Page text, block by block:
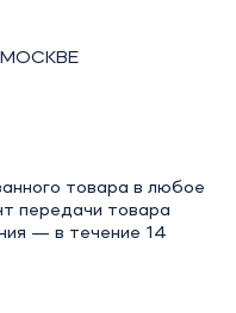
товара в любое
передачи товара
— в течение 14